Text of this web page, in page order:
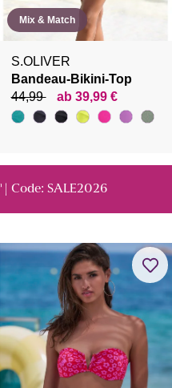
Mix & Match
S.OLIVER
Bandeau-Bikini-Top
44,99
ab 39,99 €
¹ | Code: SALE2026